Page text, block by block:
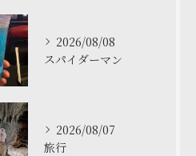
2026/08/08
スパイダーマン
2026/08/07
旅行